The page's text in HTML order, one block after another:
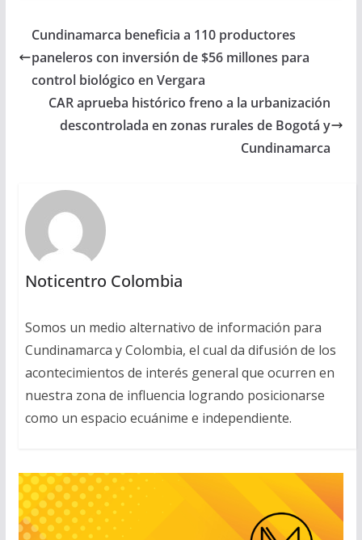
Cundinamarca beneficia a 110 productores
paneleros con inversión de $56 millones para
control biológico en Vergara
CAR aprueba histórico freno a la urbanización
descontrolada en zonas rurales de Bogotá y
Cundinamarca
Noticentro Colombia
Somos un medio alternativo de información para
Cundinamarca y Colombia, el cual da difusión de los
acontecimientos de interés general que ocurren en
nuestra zona de influencia logrando posicionarse
como un espacio ecuánime e independiente.